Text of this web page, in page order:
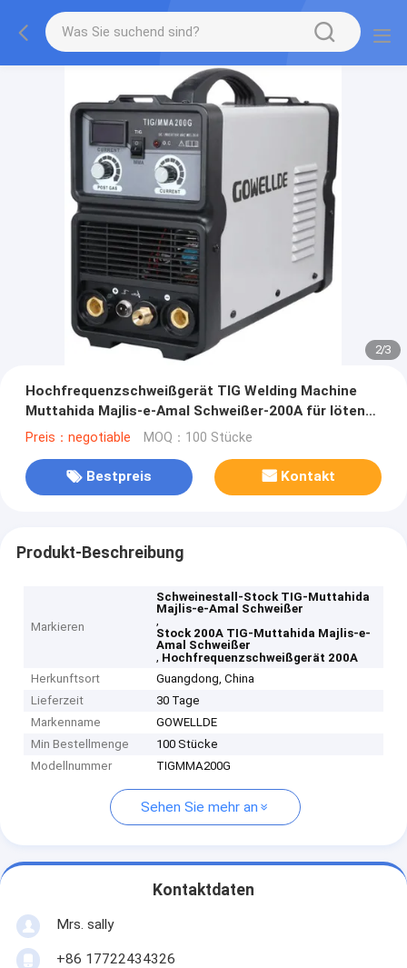
2/3
Hochfrequenzschweißgerät TIG Welding Machine
Muttahida Majlis-e-Amal Schweißer-200A für lötende
Funktion
Preis：negotiable MOQ：100 Stücke
Bestpreis Kontakt
Produkt-Beschreibung
Markieren
Schweinestall-Stock TIG-Muttahida
Majlis-e-Amal Schweißer
,
Stock 200A TIG-Muttahida Majlis-e-
Amal Schweißer
, Hochfrequenzschweißgerät 200A
Herkunftsort
Guangdong, China
Lieferzeit
30 Tage
Markenname
GOWELLDE
Min Bestellmenge
100 Stücke
Modellnummer
TIGMMA200G
Sehen Sie mehr an
Kontaktdaten
Mrs. sally
+86 17722434326